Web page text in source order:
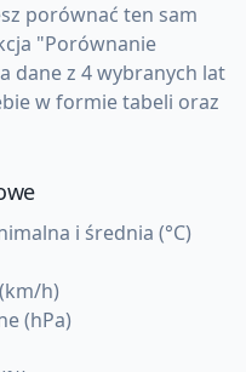
porównać ten sam
"Porównanie
dane z 4 wybranych lat
w formie tabeli oraz
i średnia (°C)
h)
(hPa)